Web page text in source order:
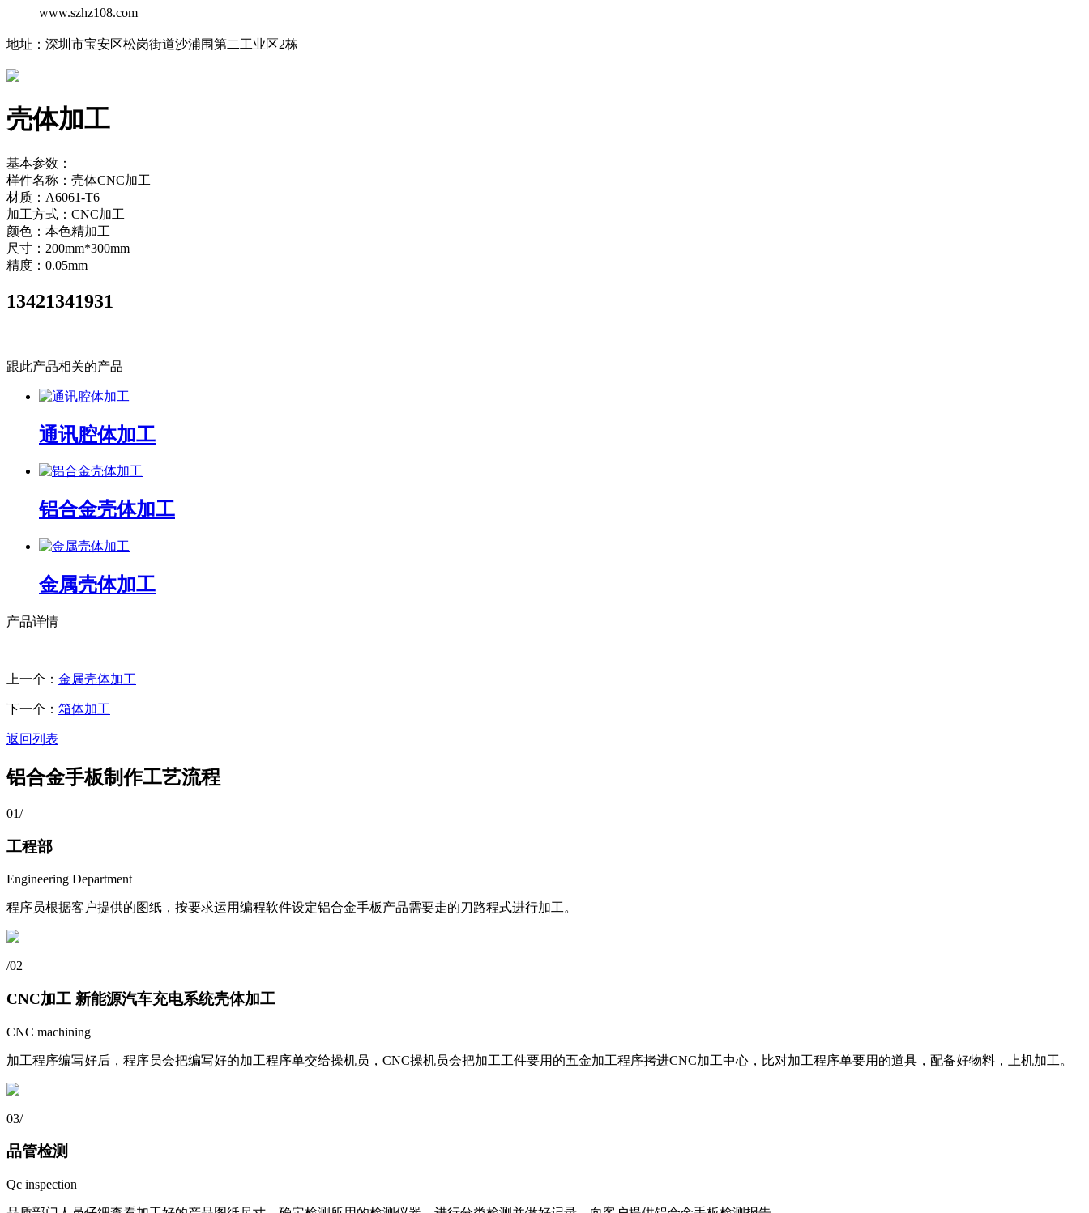
www.szhz108.com
地址： 深圳市宝安区松岗街道沙浦围第二工业区2栋
壳体加工
基本参数：
样件名称：壳体CNC加工
材质：A6061-T6
加工方式：CNC加工
颜色：本色精加工
尺寸：200mm*300mm
精度：0.05mm
13421341931
跟此产品相关的产品
通讯腔体加工
铝合金壳体加工
金属壳体加工
产品详情
上一个： 金属壳体加工
下一个： 箱体加工
返回列表
铝合金手板制作工艺流程
01/
工程部
Engineering Department
程序员根据客户提供的图纸，按要求运用编程软件设定铝合金手板产品需要走的刀路程式进行加工。
/02
CNC加工 新能源汽车充电系统壳体加工
CNC machining
加工程序编写好后，程序员会把编写好的加工程序单交给操机员，CNC操机员会把加工工件要用的五金加工程序拷进CNC加工中心，比对加工程序单要用的道具，配备好物料，上机加工。
03/
品管检测
Qc inspection